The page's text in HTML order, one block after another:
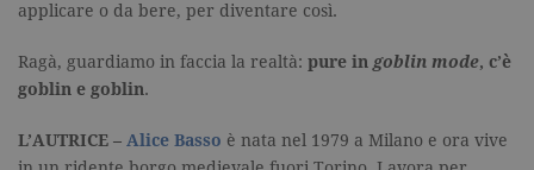
applicare o da bere, per diventare così.
Ragà, guardiamo in faccia la realtà: pure in goblin mode, c’è
goblin e goblin.
L’AUTRICE – Alice Basso è nata nel 1979 a Milano e ora vive
generato in
del cliente.
incluso in
richiesta di